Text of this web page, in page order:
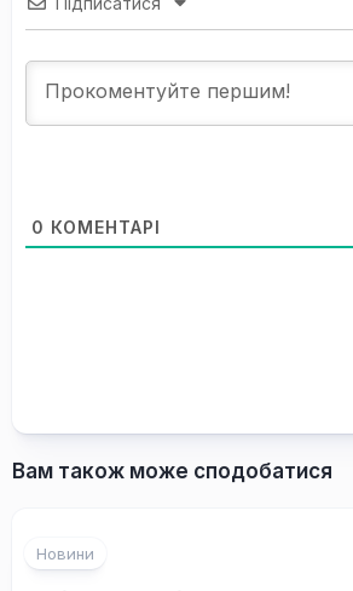
0 КОМЕНТАРІ
Вам також може сподобатися
Новини